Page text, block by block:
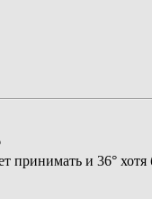
и 36°